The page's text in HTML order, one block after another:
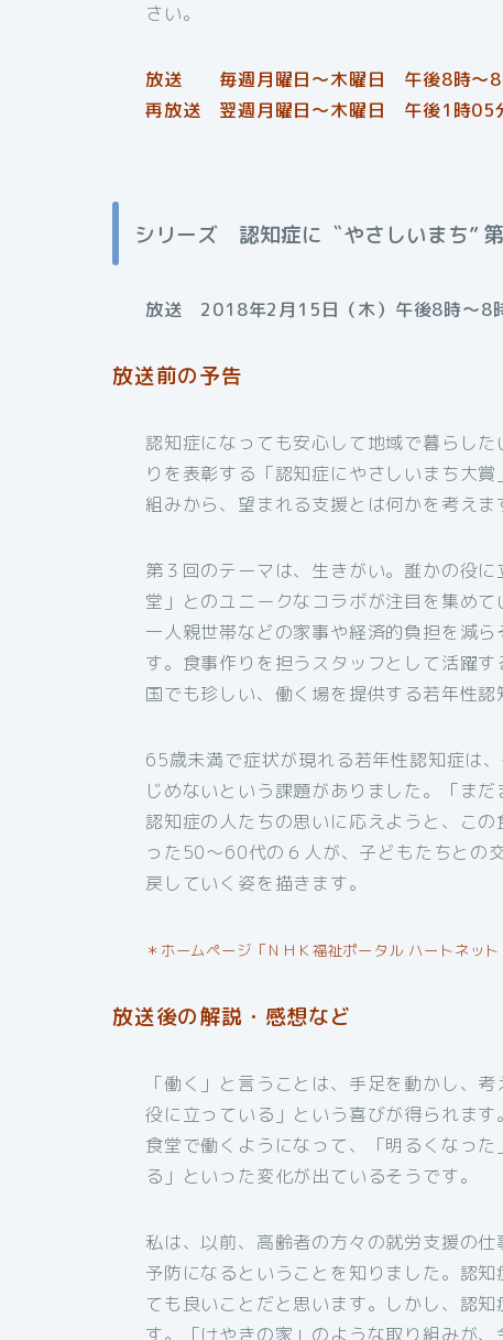
さい。
放送 毎週月曜日～木曜日 午後8時～8
再放送 翌週月曜日～木曜日 午後1時05
シリーズ 認知症に〝やさしいまち”
放送 2018年2月15日（木）午後8時～8
放送前の予告
認知症になっても安心して地域で暮らし
りを表彰する「認知症にやさしいまち大
組みから、望まれる支援とは何かを考えま
第３回のテーマは、生きがい。誰かの役
堂」とのユニークなコラボが注目を集め
一人親世帯などの家事や経済的負担を減
す。食事作りを担うスタッフとして活躍
国でも珍しい、働く場を提供する若年性
65歳未満で症状が現れる若年性認知症は
じめないという課題がありました。「ま
認知症の人たちの思いに応えようと、こ
った50～60代の６人が、子どもたちとの
戻していく姿を描きます。
＊ホームページ「ＮＨＫ福祉ポータル ハートネット
放送後の解説・感想など
「働く」と言うことは、手足を動かし、
役に立っている」という喜びが得られま
食堂で働くようになって、「明るくなっ
る」といった変化が出ているそうです。
私は、以前、高齢者の方々の就労支援の
予防になるということを知りました。認
ても良いことだと思います。しかし、認
す。「けやきの家」のような取り組みが